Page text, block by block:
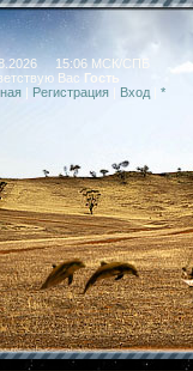
15:06 МСК/СПБ
Вас Гость
| Регистрация Вход *